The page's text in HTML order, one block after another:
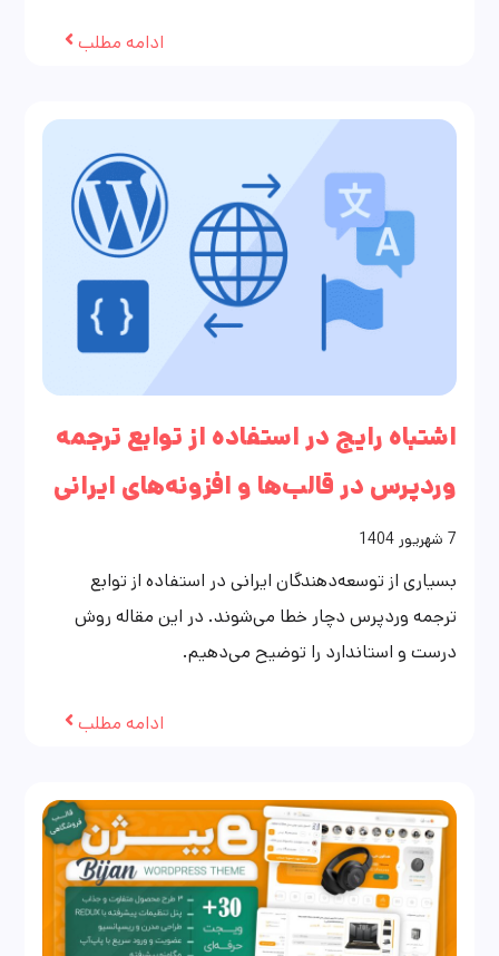
ادامه مطلب
اشتباه رایج در استفاده از توابع ترجمه
وردپرس در قالب‌ها و افزونه‌های ایرانی
7 شهریور 1404
بسیاری از توسعه‌دهندگان ایرانی در استفاده از توابع
ترجمه وردپرس دچار خطا می‌شوند. در این مقاله روش
درست و استاندارد را توضیح می‌دهیم.
ادامه مطلب